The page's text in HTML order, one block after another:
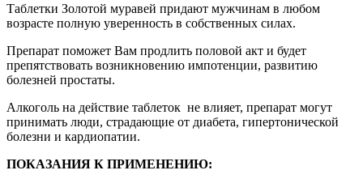
Таблетки Золотой муравей придают мужчинам в любом
возрасте полную уверенность в собственных силах.
Препарат поможет Вам продлить половой акт и будет
препятствовать возникновению импотенции, развитию
болезней простаты.
Алкоголь на действие таблеток не влияет, препарат могут
принимать люди, страдающие от диабета, гипертонической
болезни и кардиопатии.
ПОКАЗАНИЯ К ПРИМЕНЕНИЮ: